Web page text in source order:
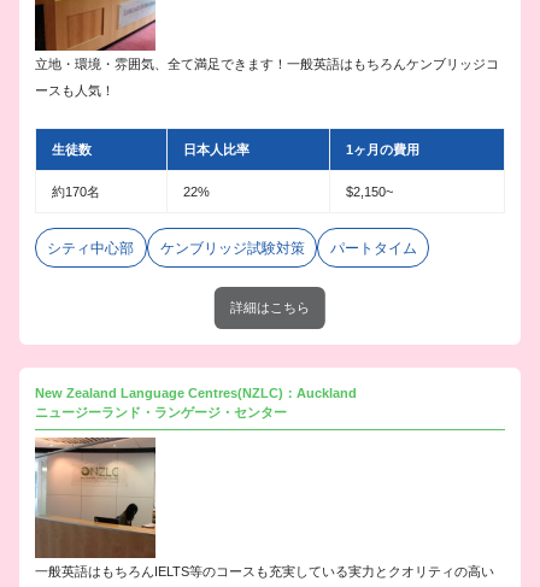
立地・環境・雰囲気、全て満足できます！一般英語はもちろんケンブリッジコ
ースも人気！
生徒数 日本人比率 1ヶ月の費用
約170名 22% $2,150~
シティ中心部 ケンブリッジ試験対策 パートタイム
詳細はこちら
New Zealand Language Centres(NZLC)：Auckland
ニュージーランド・ランゲージ・センター
一般英語はもちろんIELTS等のコースも充実している実力とクオリティの高い